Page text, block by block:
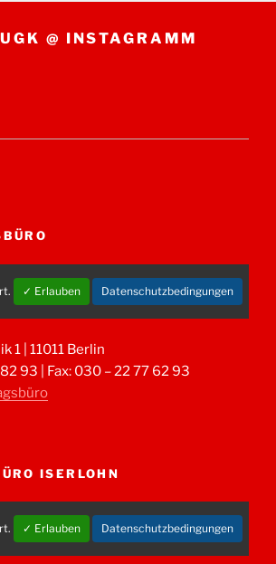
@ INSTAGRAMM
✓ Erlauben Datenschutzbedingungen
1 | 11011 Berlin
93 | Fax: 030 – 22 77 62 93
ISERLOHN
✓ Erlauben Datenschutzbedingungen